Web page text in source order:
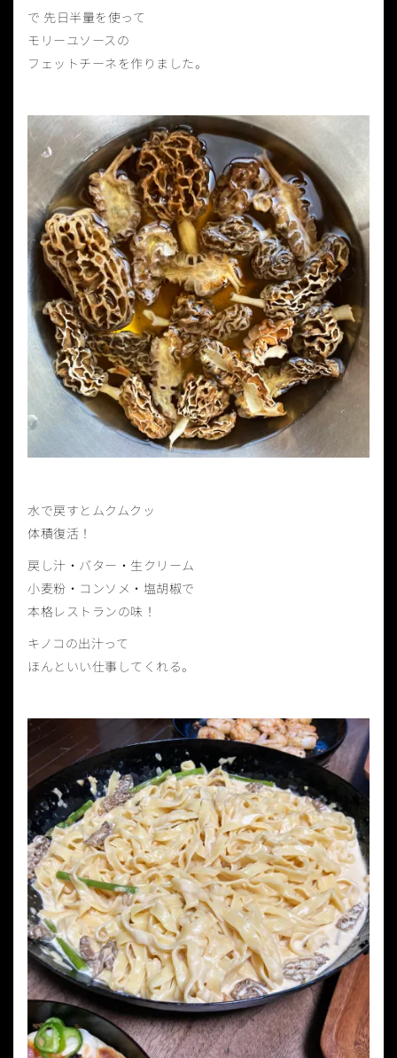
で 先日半量を使って
モリーユソースの
フェットチーネを作りました。
水で戻すとムクムクッ
体積復活！
戻し汁・バター・生クリーム
小麦粉・コンソメ・塩胡椒で
本格レストランの味！
キノコの出汁って
ほんといい仕事してくれる。